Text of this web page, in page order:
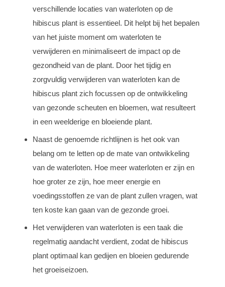
verschillende locaties van waterloten op de
hibiscus plant is essentieel. Dit helpt bij het bepalen
van het juiste moment om waterloten te
verwijderen en minimaliseert de impact op de
gezondheid van de plant. Door het tijdig en
zorgvuldig verwijderen van waterloten kan de
hibiscus plant zich focussen op de ontwikkeling
van gezonde scheuten en bloemen, wat resulteert
in een weelderige en bloeiende plant.
Naast de genoemde richtlijnen is het ook van
belang om te letten op de mate van ontwikkeling
van de waterloten. Hoe meer waterloten er zijn en
hoe groter ze zijn, hoe meer energie en
voedingsstoffen ze van de plant zullen vragen, wat
ten koste kan gaan van de gezonde groei.
Het verwijderen van waterloten is een taak die
regelmatig aandacht verdient, zodat de hibiscus
plant optimaal kan gedijen en bloeien gedurende
het groeiseizoen.